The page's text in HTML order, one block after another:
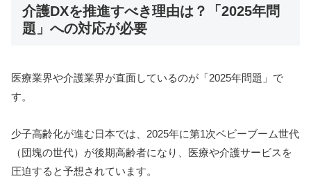
介護DXを推進すべき理由は？「2025年問
題」への対応が必要
医療業界や介護業界が直面しているのが「2025年問題」で
す。
少子高齢化が進む日本では、2025年に第1次ベビーブーム世代
（団塊の世代）が後期高齢者になり、医療や介護サービスを
圧迫すると予想されています。